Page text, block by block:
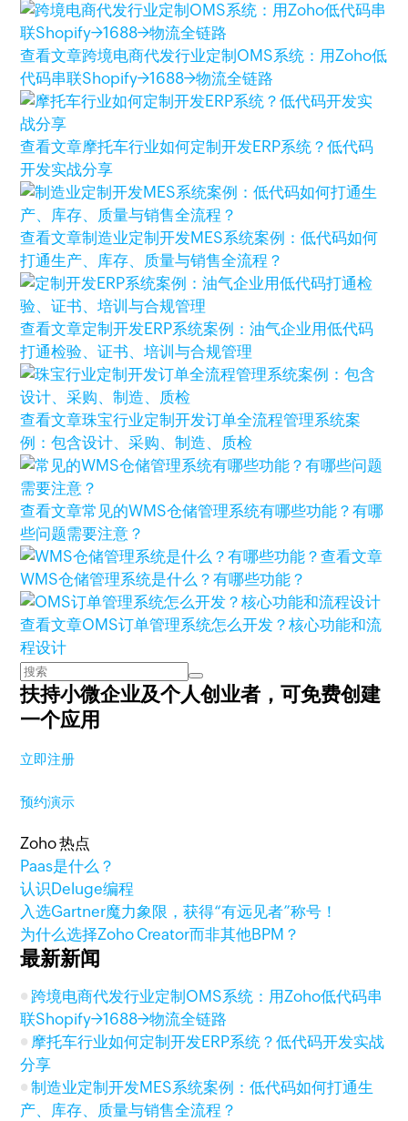
查看文章跨境电商代发行业定制OMS系统：用Zoho低
代码串联Shopify→1688→物流全链路
查看文章摩托车行业如何定制开发ERP系统？低代码
开发实战分享
查看文章制造业定制开发MES系统案例：低代码如何
打通生产、库存、质量与销售全流程？
查看文章定制开发ERP系统案例：油气企业用低代码
打通检验、证书、培训与合规管理
查看文章珠宝行业定制开发订单全流程管理系统案
例：包含设计、采购、制造、质检
查看文章常见的WMS仓储管理系统有哪些功能？有哪
些问题需要注意？
查看文章
WMS仓储管理系统是什么？有哪些功能？
查看文章OMS订单管理系统怎么开发？核心功能和流
程设计
扶持小微企业及个人创业者，可免费创建
一个应用
立即注册
预约演示
Zoho 热点
Paas是什么？
认识Deluge编程
入选Gartner魔力象限，获得“有远见者”称号！
为什么选择Zoho Creator而非其他BPM？
最新新闻
跨境电商代发行业定制OMS系统：用Zoho低代码串
联Shopify→1688→物流全链路
摩托车行业如何定制开发ERP系统？低代码开发实战
分享
制造业定制开发MES系统案例：低代码如何打通生
产、库存、质量与销售全流程？